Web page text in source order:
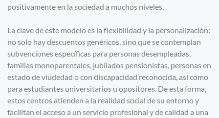
positivamente en la sociedad a muchos niveles.
La clave de este modelo es la flexibilidad y la personalización:
no solo hay descuentos genéricos, sino que se contemplan
subvenciones específicas para personas desempleadas,
familias monoparentales, jubilados pensionistas, personas en
estado de viudedad o con discapacidad reconocida, así como
para estudiantes universitarios u opositores. De esta forma,
estos centros atienden a la realidad social de su entorno y
facilitan el acceso a un servicio profesional y de calidad a una